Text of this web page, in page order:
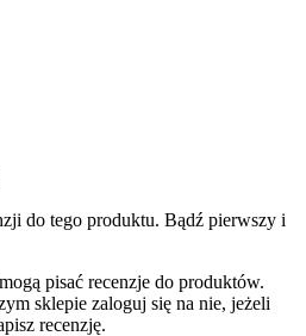
do tego produktu. Bądź pierwszy i
pisać recenzje do produktów.
sklepie zaloguj się na nie, jeżeli
recenzję.